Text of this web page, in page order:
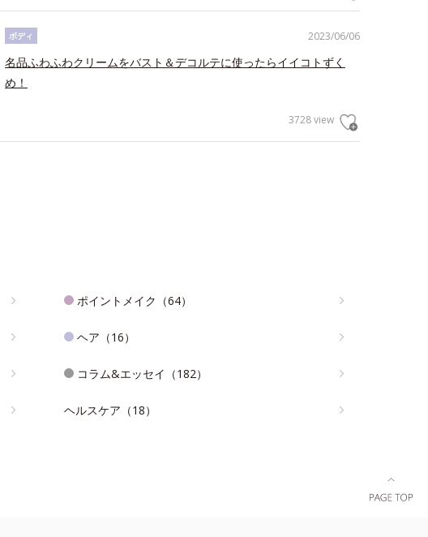
2023/06/06
ボディ
名品ふわふわクリームをバスト＆デコルテに使ったらイイコトずく
め！
3728 view
ポイントメイク（64）
ヘア（16）
コラム&エッセイ（182）
ヘルスケア（18）